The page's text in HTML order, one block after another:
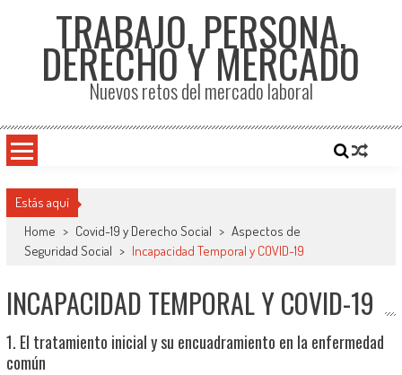
TRABAJO, PERSONA,
DERECHO Y MERCADO
Nuevos retos del mercado laboral
Estás aquí
Home > Covid-19 y Derecho Social > Aspectos de
Seguridad Social > Incapacidad Temporal y COVID-19
INCAPACIDAD TEMPORAL Y COVID-19
1. El tratamiento inicial y su encuadramiento en la enfermedad
común